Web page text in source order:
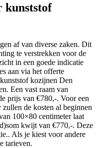
kunststof
af van diverse zaken. Dit
te verstrekken voor de
in een goede indicatie
aan via het offerte
kozijnen Den
Een vast raam van
prijs van €780,-. Voor een
de kosten al beginnen
100×80 centimeter laat
kwijt van €770,-. Deze
Als je kiest voor andere
tarieven.